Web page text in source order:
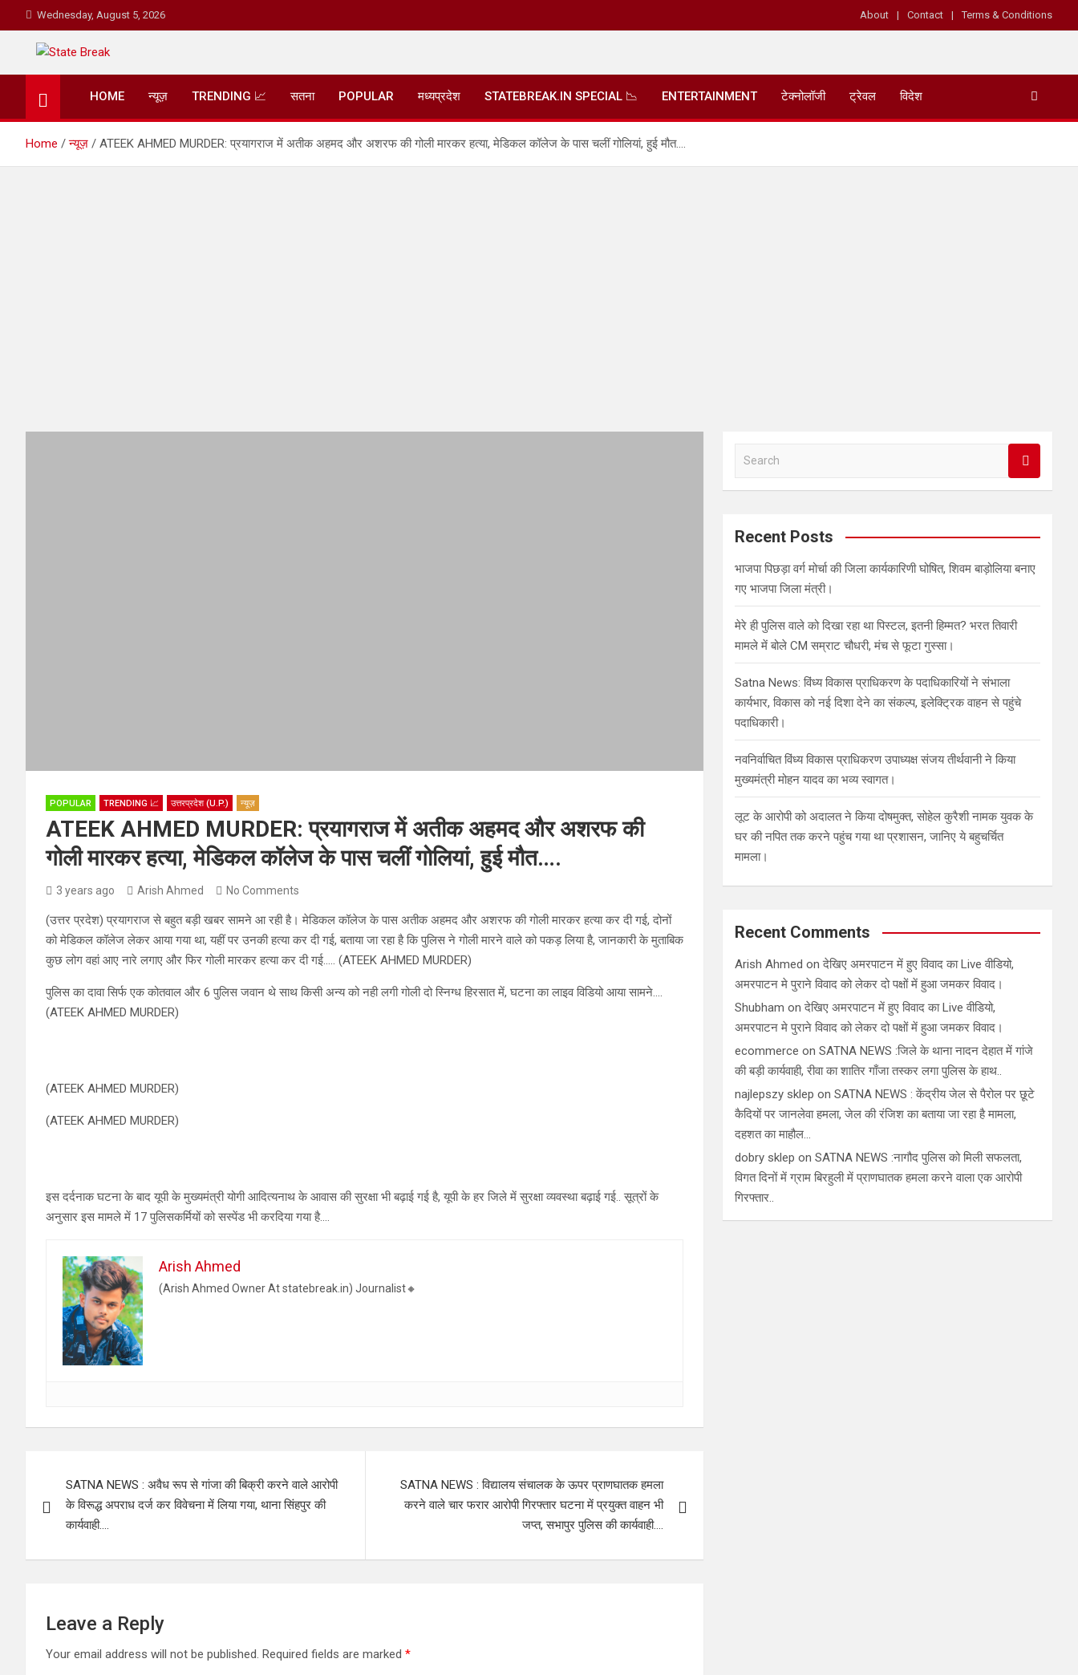
to
content
Wednesday, August 5, 2026 About Contact Terms & Conditions
State Break
HOME न्यूज़ TRENDING 📈 सतना POPULAR मध्यप्रदेश STATEBREAK.IN SPECIAL 📉 ENTERTAINMENT टेक्नोलॉजी ट्रेवल विदेश
Home न्यूज़ ATEEK AHMED MURDER: प्रयागराज में अतीक अहमद और अशरफ की गोली मारकर हत्‍या, मेडिकल कॉलेज के पास चलीं गोलियां, हुई मौत….
POPULAR TRENDING 📈 उत्तरप्रदेश (U.P.) न्यूज़
ATEEK AHMED MURDER: प्रयागराज में अतीक अहमद और अशरफ की
गोली मारकर हत्‍या, मेडिकल कॉलेज के पास चलीं गोलियां, हुई मौत….
3 years ago Arish Ahmed No Comments
(उत्तर प्रदेश) प्रयागराज से बहुत बड़ी खबर सामने आ रही है। मेडिकल कॉलेज के पास अतीक अहमद और अशरफ की गोली मारकर हत्‍या कर दी गई, दोनों
को मेडिकल कॉलेज लेकर आया गया था, यहीं पर उनकी हत्‍या कर दी गई, बताया जा रहा है कि पुलिस ने गोली मारने वाले को पकड़ लिया है, जानकारी के मुताबिक
कुछ लोग वहां आए नारे लगाए और फिर गोली मारकर हत्या कर दी गई….. (ATEEK AHMED MURDER)
पुलिस का दावा सिर्फ एक कोतवाल और 6 पुलिस जवान थे साथ किसी अन्य को नही लगी गोली दो स्निग्ध हिरसात में, घटना का लाइव विडियो आया सामने….
(ATEEK AHMED MURDER)
(ATEEK AHMED MURDER)
(ATEEK AHMED MURDER)
इस दर्दनाक घटना के बाद यूपी के मुख्यमंत्री योगी आदित्यनाथ के आवास की सुरक्षा भी बढ़ाई गई है, यूपी के हर जिले में सुरक्षा व्यवस्था बढ़ाई गई.. सूत्रों के
अनुसार इस मामले में 17 पुलिसकर्मियों को सस्पेंड भी करदिया गया है….
Arish Ahmed
(Arish Ahmed Owner At statebreak.in) Journalist🔸
navigation
SATNA NEWS : अवैध रूप से गांजा की बिक्री करने वाले आरोपी
के विरूद्ध अपराध दर्ज कर विवेचना में लिया गया, थाना सिंहपुर की
कार्यवाही….
SATNA NEWS : विद्यालय संचालक के ऊपर प्राणघातक हमला
करने वाले चार फरार आरोपी गिरफ्तार घटना में प्रयुक्त वाहन भी
जप्त, सभापुर पुलिस की कार्यवाही….
Leave a Reply
Your email address will not be published. Required fields are marked *
a
c
Recent Posts
भाजपा पिछड़ा वर्ग मोर्चा की जिला कार्यकारिणी घोषित, शिवम बाड़ोलिया बनाए
गए भाजपा जिला मंत्री।
मेरे ही पुलिस वाले को दिखा रहा था पिस्टल, इतनी हिम्मत? भरत तिवारी
मामले में बोले CM सम्राट चौधरी, मंच से फूटा गुस्सा।
Satna News: विंध्य विकास प्राधिकरण के पदाधिकारियों ने संभाला
कार्यभार, विकास को नई दिशा देने का संकल्प, इलेक्ट्रिक वाहन से पहुंचे
पदाधिकारी।
नवनिर्वाचित विंध्य विकास प्राधिकरण उपाध्यक्ष संजय तीर्थवानी ने किया
मुख्यमंत्री मोहन यादव का भव्य स्वागत।
लूट के आरोपी को अदालत ने किया दोषमुक्त, सोहेल कुरैशी नामक युवक के
घर की नपित तक करने पहुंच गया था प्रशासन, जानिए ये बहुचर्चित
मामला।
Recent Comments
Arish Ahmed onदेखिए अमरपाटन में हुए विवाद का Live वीडियो,
अमरपाटन मे पुराने विवाद को लेकर दो पक्षों में हुआ जमकर विवाद।
Shubham onदेखिए अमरपाटन में हुए विवाद का Live वीडियो,
अमरपाटन मे पुराने विवाद को लेकर दो पक्षों में हुआ जमकर विवाद।
ecommerce onSATNA NEWS :जिले के थाना नादन देहात में गांजे
की बड़ी कार्यवाही, रीवा का शातिर गाँजा तस्कर लगा पुलिस के हाथ..
najlepszy sklep onSATNA NEWS : केंद्रीय जेल से पैरोल पर छूटे
कैदियों पर जानलेवा हमला, जेल की रंजिश का बताया जा रहा है मामला,
दहशत का माहौल…
dobry sklep onSATNA NEWS :नागौद पुलिस को मिली सफलता,
विगत दिनों में ग्राम बिरहुली में प्राणघातक हमला करने वाला एक आरोपी
गिरफ्तार..